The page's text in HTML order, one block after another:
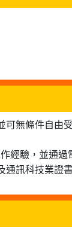
無條件自由
經驗，並通
通訊科技業證